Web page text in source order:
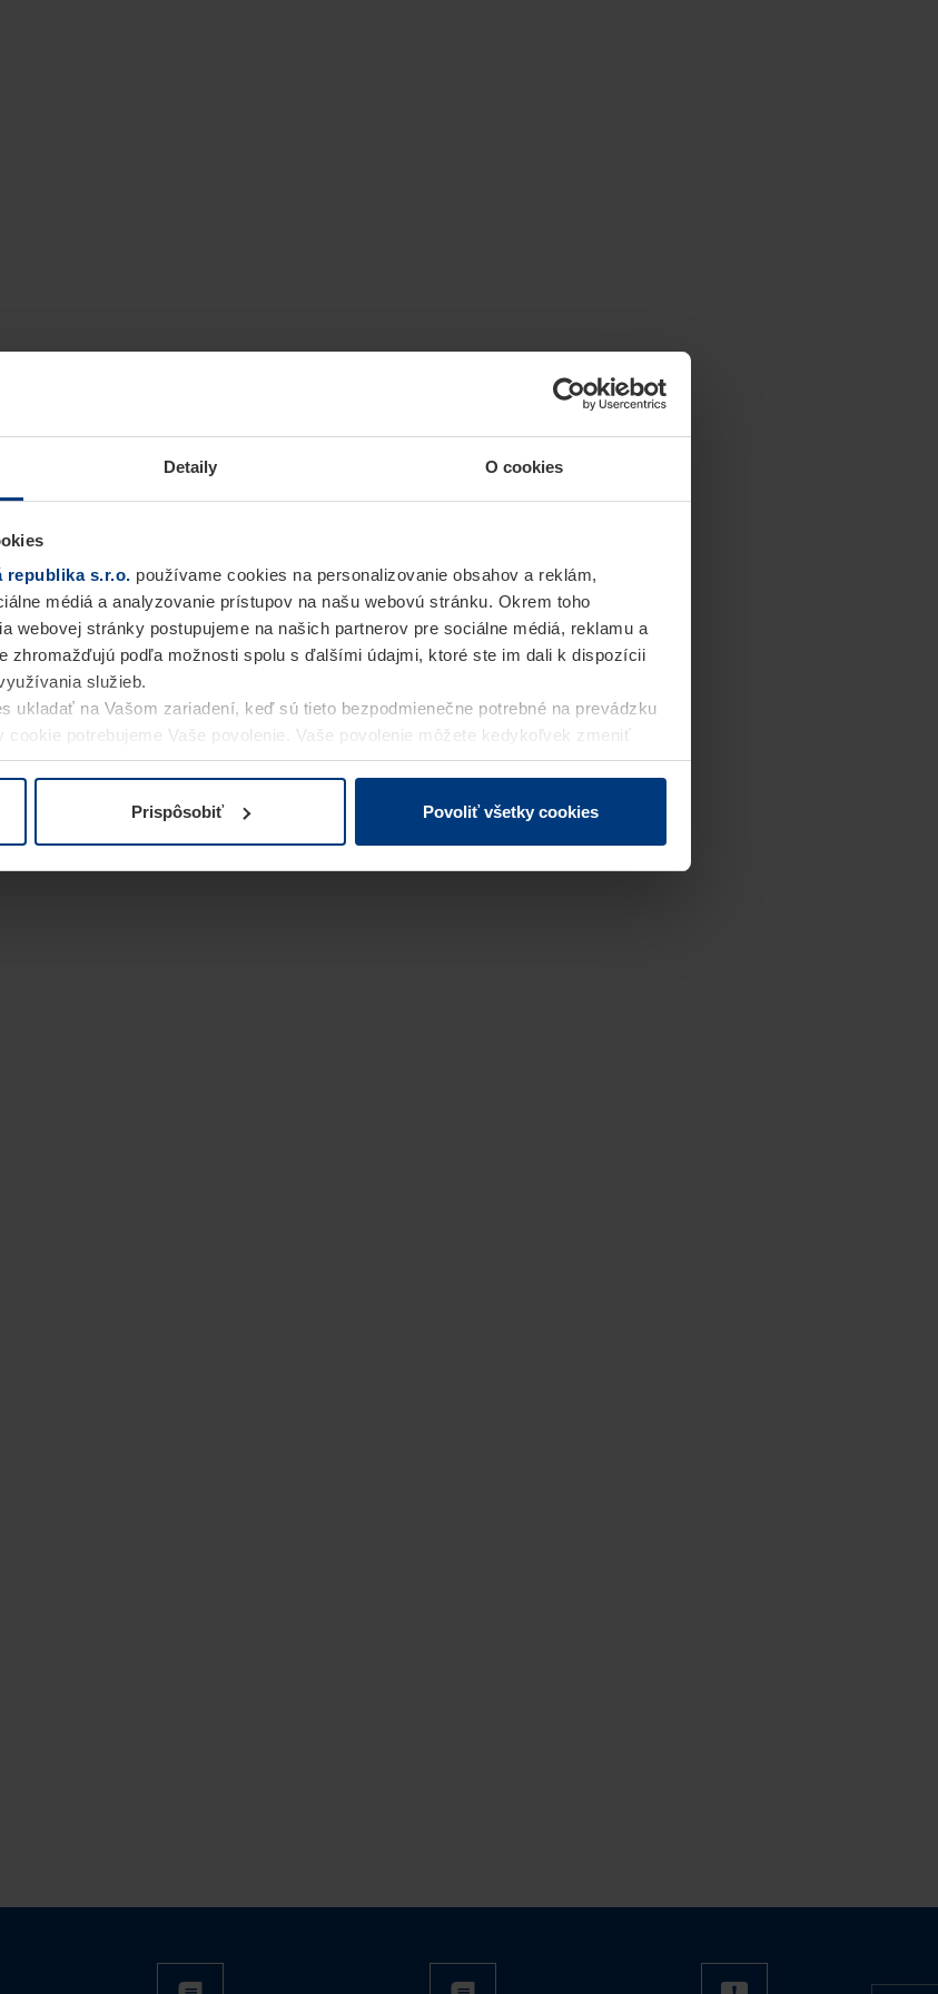
Detaily O cookies
republika s.r.o. používame cookies na personalizovanie obsahov a reklám,
médiá a analyzovanie prístupov na našu webovú stránku. Okrem toho
webovej stránky postupujeme na našich partnerov pre sociálne médiá, reklamu a
zhromažďujú podľa možnosti spolu s ďalšími údajmi, ktoré ste im dali k dispozícii
služieb.
ukladať na Vašom zariadení, keď sú tieto bezpodmienečne potrebné na prevádzku
potrebujeme Vaše povolenie. Vaše povolenie môžete kedykoľvek zmeniť
stránkeVyhlásenie o ochrane osobných údajovnašej webovej stránky.
Prispôsobiť Povoliť všetky cookies